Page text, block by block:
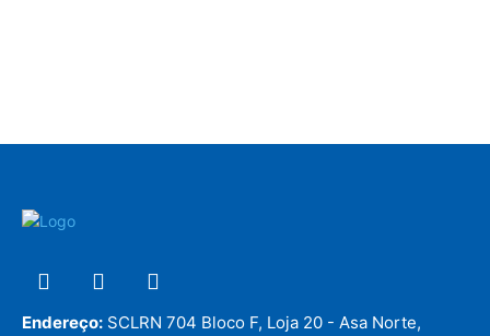
Endereço: SCLRN 704 Bloco F, Loja 20 - Asa Norte,